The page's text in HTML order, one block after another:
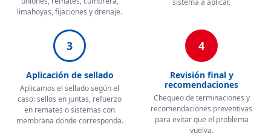
limahoyas, fijaciones y drenaje.
sistema a aplicar.
3
Aplicación de sellado
Aplicamos el sellado según el
caso: sellos en juntas, refuerzo
en remates o sistemas con
membrana donde corresponda.
4
Revisión final y
recomendaciones
Chequeo de terminaciones y
recomendaciones preventivas
para evitar que el problema
vuelva.